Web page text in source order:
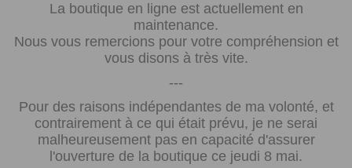
La boutique en ligne est actuellement en
maintenance.
Nous vous remercions pour votre compréhension et
vous disons à très vite.
---
Pour des raisons indépendantes de ma volonté, et
contrairement à ce qui était prévu, je ne serai
malheureusement pas en capacité d'assurer
l'ouverture de la boutique ce jeudi 8 mai.